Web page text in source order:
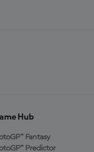
Hub
Fantasy
Predictor